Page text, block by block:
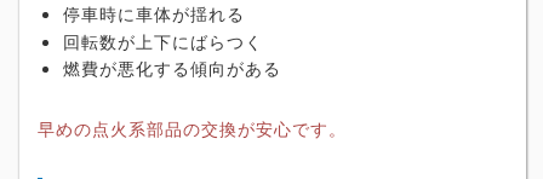
停車時に車体が揺れる
回転数が上下にばらつく
燃費が悪化する傾向がある
早めの点火系部品の交換が安心です。